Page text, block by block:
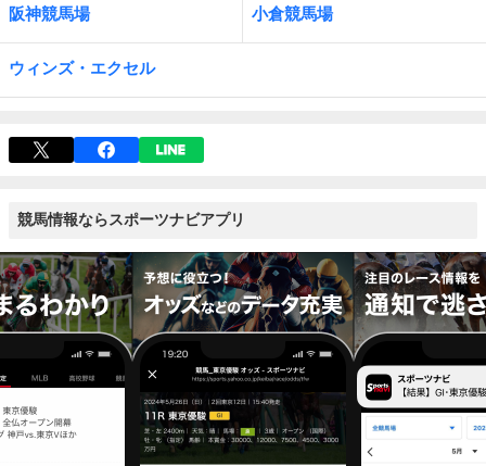
阪神競馬場 小倉競馬場
ウィンズ・エクセル
競馬情報ならスポーツナビアプリ